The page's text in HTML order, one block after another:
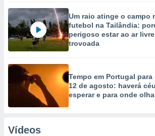
Um raio atinge o campo
futebol na Tailândia:
perigoso estar ao ar
trovoada
Tempo em Portugal
12 de agosto: haverá
esperar e para onde
Vídeos